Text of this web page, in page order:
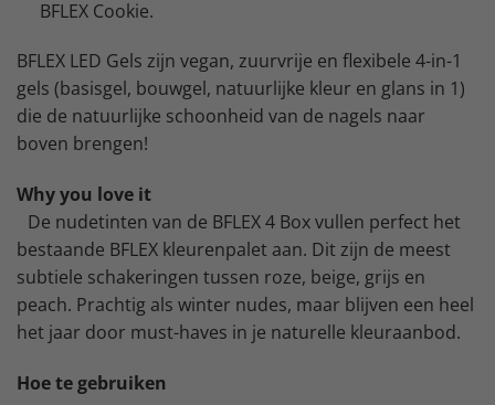
BFLEX Cookie.
BFLEX LED Gels zijn vegan, zuurvrije en flexibele 4-in-1
gels (basisgel, bouwgel, natuurlijke kleur en glans in 1)
die de natuurlijke schoonheid van de nagels naar
boven brengen!
Why you love it
De nudetinten van de BFLEX 4 Box vullen perfect het
bestaande BFLEX kleurenpalet aan. Dit zijn de meest
subtiele schakeringen tussen roze, beige, grijs en
peach. Prachtig als winter nudes, maar blijven een heel
het jaar door must-haves in je naturelle kleuraanbod.
Hoe te gebruiken